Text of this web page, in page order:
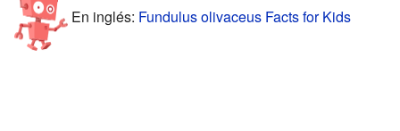
En inglés: Fundulus olivaceus Facts for Kids